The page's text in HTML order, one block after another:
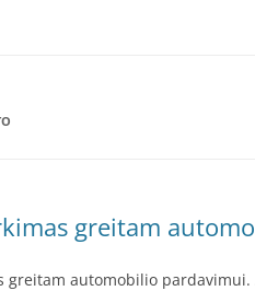
greitam
greitam automobilio